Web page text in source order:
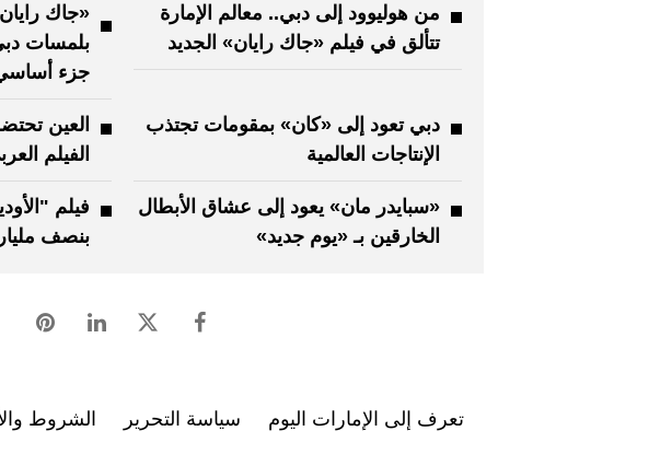
من هوليوود إلى دبي.. معالم الإمارة
تتألق في فيلم «جاك رايان» الجديد
«جاك
بلمسات
جزء أساسي
دبي تعود إلى «كان» بمقومات تجتذب
الإنتاجات العالمية
العين
الفيلم
«سبايدر مان» يعود إلى عشاق الأبطال
الخارقين بـ «يوم جديد»
فيلم
بنصف مليار
تعرف إلى الإمارات اليوم سياسة التحرير الشروط